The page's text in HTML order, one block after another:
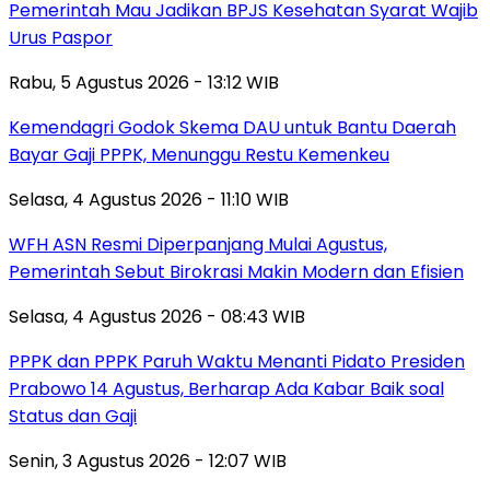
Pemerintah Mau Jadikan BPJS Kesehatan Syarat Wajib
Urus Paspor
Rabu, 5 Agustus 2026 - 13:12 WIB
Kemendagri Godok Skema DAU untuk Bantu Daerah
Bayar Gaji PPPK, Menunggu Restu Kemenkeu
Selasa, 4 Agustus 2026 - 11:10 WIB
WFH ASN Resmi Diperpanjang Mulai Agustus,
Pemerintah Sebut Birokrasi Makin Modern dan Efisien
Selasa, 4 Agustus 2026 - 08:43 WIB
PPPK dan PPPK Paruh Waktu Menanti Pidato Presiden
Prabowo 14 Agustus, Berharap Ada Kabar Baik soal
Status dan Gaji
Senin, 3 Agustus 2026 - 12:07 WIB